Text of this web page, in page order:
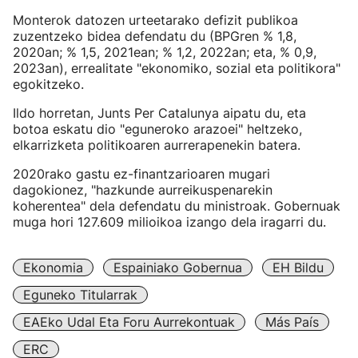
Monterok datozen urteetarako defizit publikoa
zuzentzeko bidea defendatu du (BPGren % 1,8,
2020an; % 1,5, 2021ean; % 1,2, 2022an; eta, % 0,9,
2023an), errealitate "ekonomiko, sozial eta politikora"
egokitzeko.
Ildo horretan, Junts Per Catalunya aipatu du, eta
botoa eskatu dio "eguneroko arazoei" heltzeko,
elkarrizketa politikoaren aurrerapenekin batera.
2020rako gastu ez-finantzarioaren mugari
dagokionez, "hazkunde aurreikuspenarekin
koherentea" dela defendatu du ministroak. Gobernuak
muga hori 127.609 milioikoa izango dela iragarri du.
Ekonomia Espainiako Gobernua
EH Bildu
Eguneko Titularrak
EAEko Udal Eta Foru Aurrekontuak
Más País
ERC